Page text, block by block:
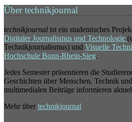
Über technikjournal
technikjournal ist ein studentisches
Digitaler Journalismus und Technologie
Technikjournalismus) und Visuelle
Hochschule Bonn-Rhein-Sieg.
Jedes Semester präsentieren die
Geschichten über Menschen, Technik
multimedialen Beiträge informieren
Mehr über technikjournal